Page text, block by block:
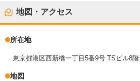
地図・アクセス
所在地
東京都港区西新橋一丁目5番9号 TSビル8階
地図